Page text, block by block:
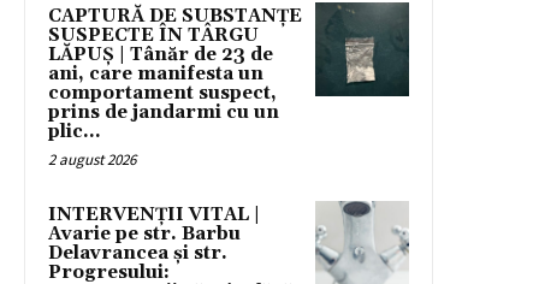
CAPTURĂ DE SUBSTANȚE
SUSPECTE ÎN TÂRGU
LĂPUȘ | Tânăr de 23 de
ani, care manifesta un
comportament suspect,
prins de jandarmi cu un
plic...
2 august 2026
INTERVENȚII VITAL |
Avarie pe str. Barbu
Delavrancea și str.
Progresului: